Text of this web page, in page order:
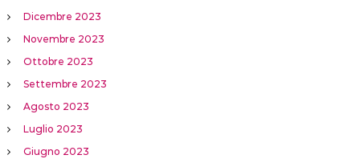
Dicembre 2023
Novembre 2023
Ottobre 2023
Settembre 2023
Agosto 2023
Luglio 2023
Giugno 2023